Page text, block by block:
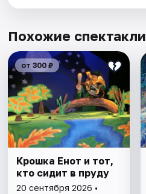
Похожие спектакли
от 300 ₽
Крошка Енот и тот,
кто сидит в пруду
20 сентября 2026 •